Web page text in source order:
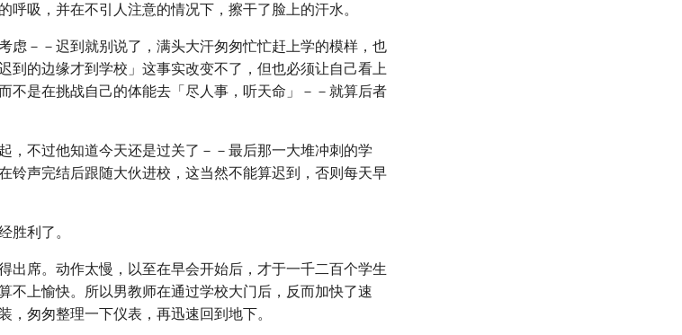
呼吸，并在不引人注意的情况下，擦干了脸上的汗水。
虑－－迟到就别说了，满头大汗匆匆忙忙赶上学的模样，也
到的边缘才到学校」这事实改变不了，但也必须让自己看上
不是在挑战自己的体能去「尽人事，听天命」－－就算后者
，不过他知道今天还是过关了－－最后那一大堆冲刺的学
铃声完结后跟随大伙进校，这当然不能算迟到，否则每天早
胜利了。
出席。动作太慢，以至在早会开始后，才于一千二百个学生
不上愉快。所以男教师在通过学校大门后，反而加快了速
，匆匆整理一下仪表，再迅速回到地下。